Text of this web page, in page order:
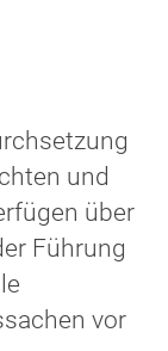
und
über
Führung
vor